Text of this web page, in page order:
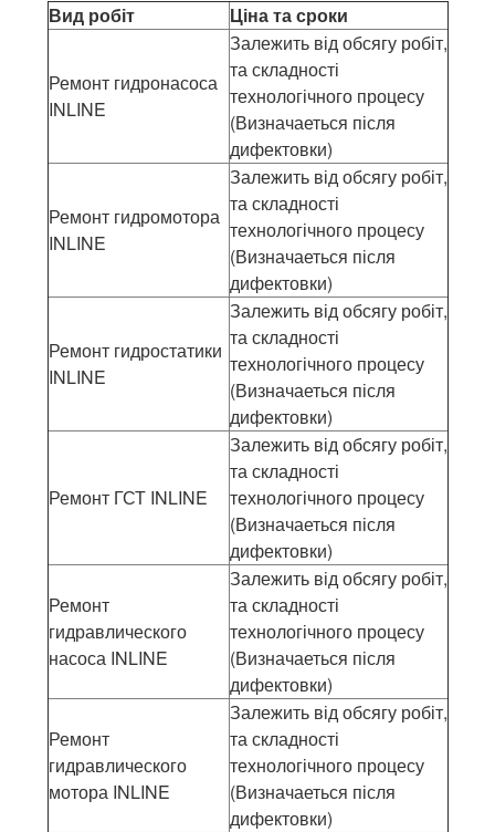
Вид робіт Ціна та сроки
Ремонт гидронасоса
INLINE
Залежить від обсягу робіт,
та складності
технологічного процесу
(Визначаеться після
дифектовки)
Ремонт гидромотора
INLINE
Залежить від обсягу робіт,
та складності
технологічного процесу
(Визначаеться після
дифектовки)
Ремонт гидростатики
INLINE
Залежить від обсягу робіт,
та складності
технологічного процесу
(Визначаеться після
дифектовки)
Ремонт ГСТ INLINE
Залежить від обсягу робіт,
та складності
технологічного процесу
(Визначаеться після
дифектовки)
Ремонт
гидравлического
насоса INLINE
Залежить від обсягу робіт,
та складності
технологічного процесу
(Визначаеться після
дифектовки)
Ремонт
гидравлического
мотора INLINE
Залежить від обсягу робіт,
та складності
технологічного процесу
(Визначаеться після
дифектовки)